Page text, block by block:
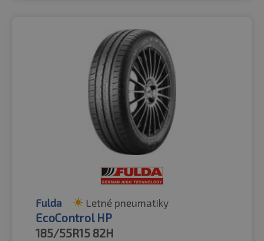
Fulda Letné pneumatiky
EcoControl HP
185/55R15 82H